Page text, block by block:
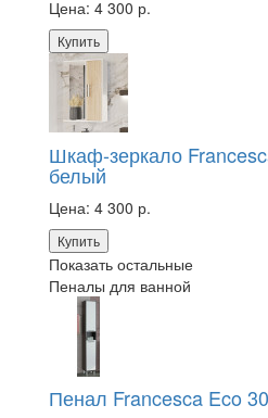
Цена: 4 300 р.
Купить
Шкаф-зеркало
белый
Цена: 4 300 р.
Купить
Показать остальные
Пеналы для ванной
Пенал Francesca Eco